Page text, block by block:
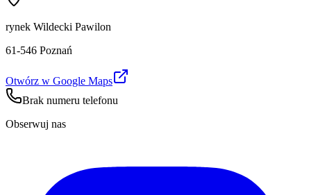
rynek Wildecki Pawilon
61-546 Poznań
Otwórz w Google Maps
Brak numeru telefonu
Obserwuj nas